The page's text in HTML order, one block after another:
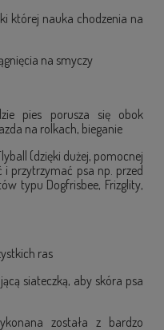
której nauka chodzenia na
na smyczy
pies porusza się obok
na rolkach, bieganie
(dzięki dużej, pomocnej
i przytrzymać psa np. przed
typu Dogfrisbee, Frizglity,
ras
siateczką, aby skóra psa
została z bardzo